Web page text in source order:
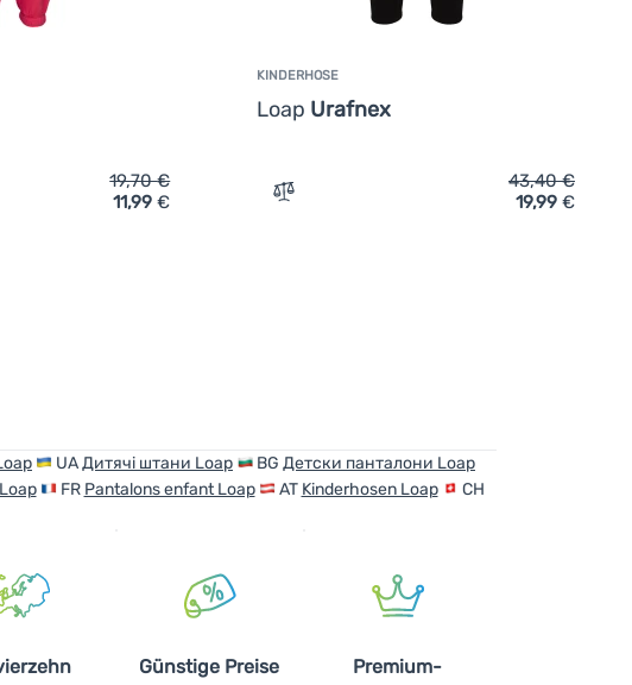
Jogginghose Loap Dimond' hinzufügen
19,70€
11,99€
KINDERHOSE
Loap Urafnex
Zum Vergleich 'Kinderhose Loap
43,40€
19,99 €
UAДитячі штани Loap BG Детски панталони Loap
FR Pantalons enfant Loap AT Kinderhosen Loap
CH
Günstige Preise
Premium-